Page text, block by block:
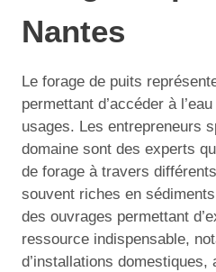
Nantes
Le forage de puits
permettant d’accéder à
usages. Les entrepreneurs
domaine sont des experts
de forage à travers
souvent riches en
des ouvrages permettant
ressource indispensable,
d’installations domestiques,